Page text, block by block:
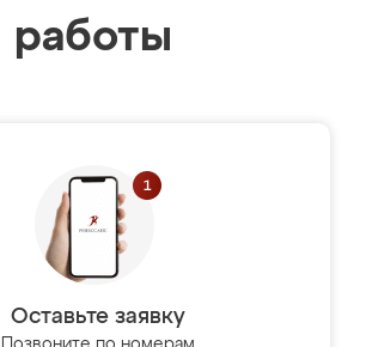
работы
Оставьте заявку